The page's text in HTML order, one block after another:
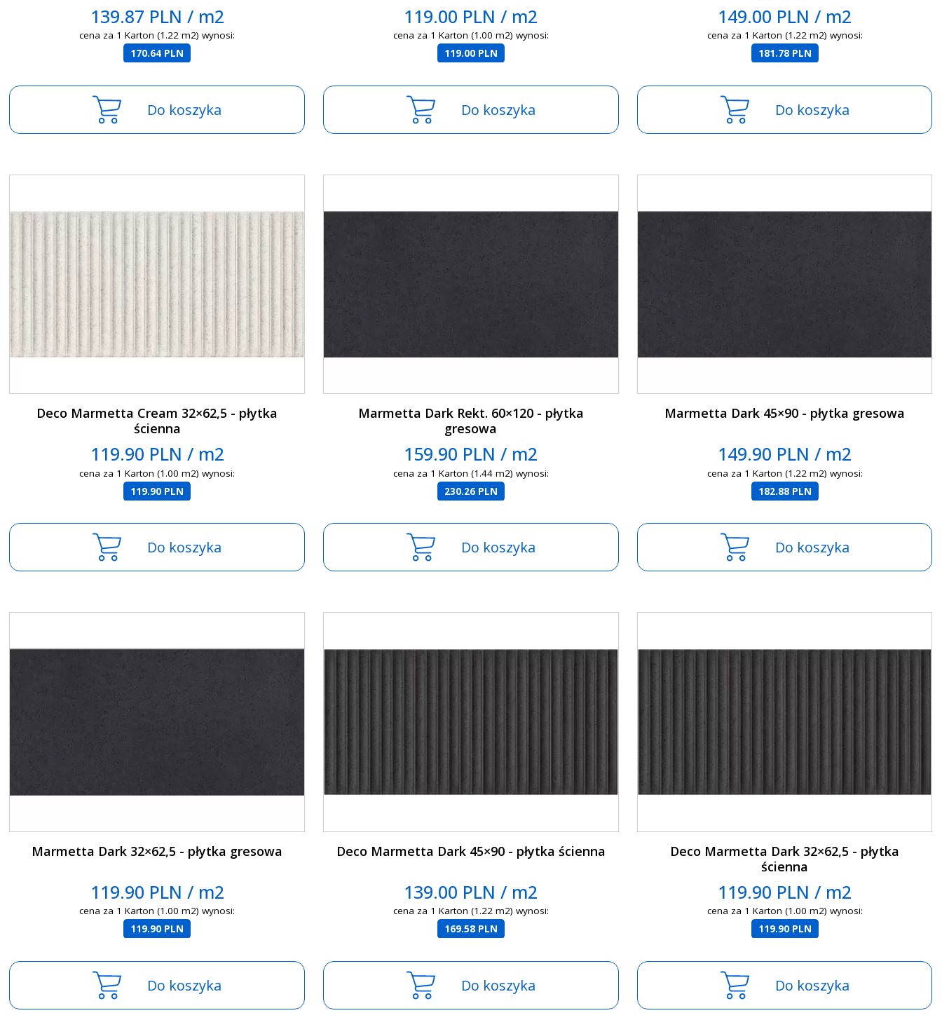
139.87 PLN / m2
cena za 1 Karton (1.22 m2) wynosi:
170.64 PLN
Do koszyka
119.00 PLN / m2
cena za 1 Karton (1.00 m2) wynosi:
119.00 PLN
Do koszyka
149.00 PLN / m2
cena za 1 Karton (1.22 m2) wynosi:
181.78 PLN
Do koszyka
Deco Marmetta Cream 32×62,5 - płytka
ścienna
119.90 PLN / m2
cena za 1 Karton (1.00 m2) wynosi:
119.90 PLN
Do koszyka
Marmetta Dark Rekt. 60×120 - płytka
gresowa
159.90 PLN / m2
cena za 1 Karton (1.44 m2) wynosi:
230.26 PLN
Do koszyka
Marmetta Dark 45×90 - płytka gresowa
149.90 PLN / m2
cena za 1 Karton (1.22 m2) wynosi:
182.88 PLN
Do koszyka
Marmetta Dark 32×62,5 - płytka gresowa
119.90 PLN / m2
cena za 1 Karton (1.00 m2) wynosi:
119.90 PLN
Do koszyka
Deco Marmetta Dark 45×90 - płytka ścienna
139.00 PLN / m2
cena za 1 Karton (1.22 m2) wynosi:
169.58 PLN
Do koszyka
Deco Marmetta Dark 32×62,5 - płytka
ścienna
119.90 PLN / m2
cena za 1 Karton (1.00 m2) wynosi:
119.90 PLN
Do koszyka